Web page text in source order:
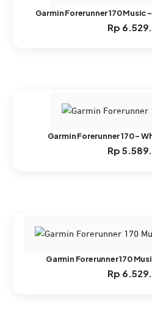
Garmin Forerunner 170
Rp
Garmin Forerunner 170 –
Rp
Garmin Forerunner 170
Rp